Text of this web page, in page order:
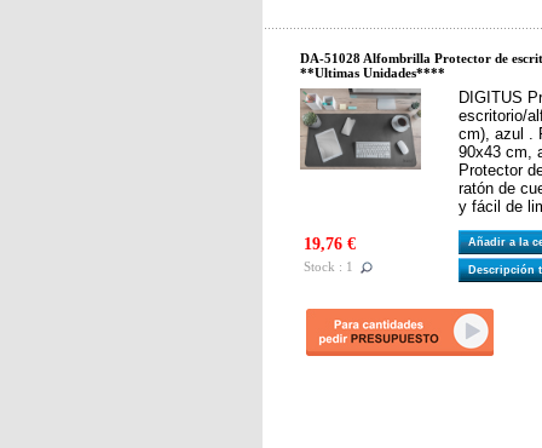
DA-51028 Alfombrilla Protector de
**Ultimas Unidades****
DIGITUS
escritorio/
cm), azul .
90x43 cm,
Protector
ratón de
y fácil de
19,76 €
Stock : 1
Añadir a la
Descripción